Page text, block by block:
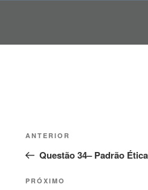
Navegação
Post
Post
anterior
ANTERIOR
Questão 34– Padrão
Próximo
PRÓXIMO